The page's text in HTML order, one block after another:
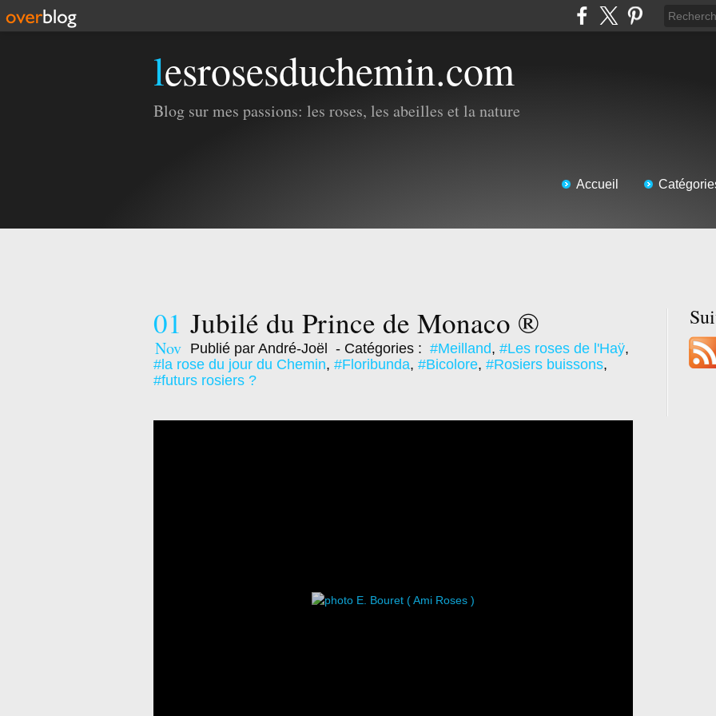
lesrosesduchemin.com
Blog sur mes passions: les roses, les abeilles et la nature
Accueil
01
Nov
Jubilé du Prince de Monaco ®
Publié par André-Joël - Catégories : #Meilland, #Les roses de l'Haÿ,
#la rose du jour du Chemin, #Floribunda, #Bicolore, #Rosiers buissons,
#futurs rosiers ?